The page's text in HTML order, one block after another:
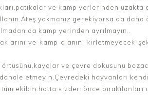
ve kamp yerlerinden uzakta
yakmanız gerekiyorsa da daha
da kamp yerinden ayrılmayın..
ve kamp alanını kirletmeyecek
ve çevre dokusunu
etmeyin.Çevredeki hayvanları
ekibin hatta sizden önce bırakılanları